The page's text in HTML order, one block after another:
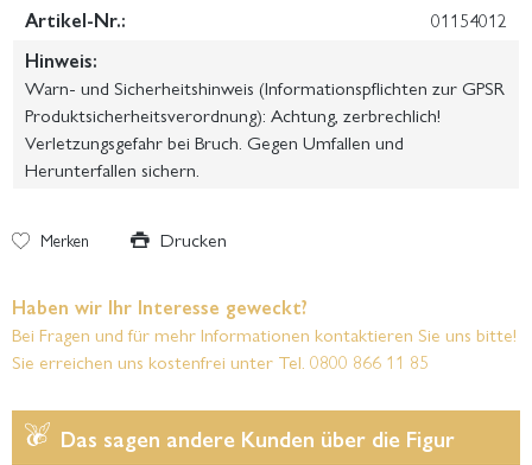
Artikel-Nr.:
01154012
Hinweis:
Warn- und Sicherheitshinweis (Informationspflichten zur GPSR
Produktsicherheitsverordnung): Achtung, zerbrechlich!
Verletzungsgefahr bei Bruch. Gegen Umfallen und
Herunterfallen sichern.
Merken Drucken
Haben wir Ihr Interesse geweckt?
Bei Fragen und für mehr Informationen kontaktieren Sie uns bitte!
Sie erreichen uns kostenfrei unter Tel. 0800 866 11 85
Das sagen andere Kunden über die Figur